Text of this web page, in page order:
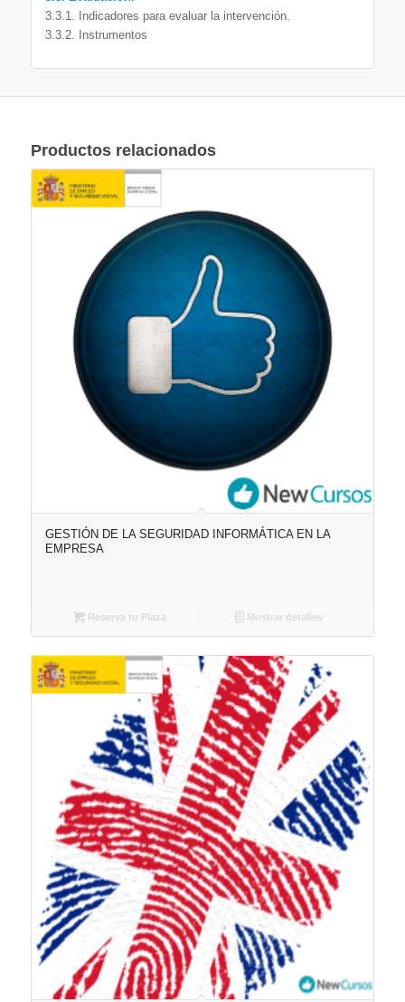
3.3.1. Indicadores para evaluar la intervención.
3.3.2. Instrumentos
Productos relacionados
GESTIÓN DE LA SEGURIDAD INFORMÁTICA EN LA
EMPRESA
Reserva tu Plaza Mostrar detalles